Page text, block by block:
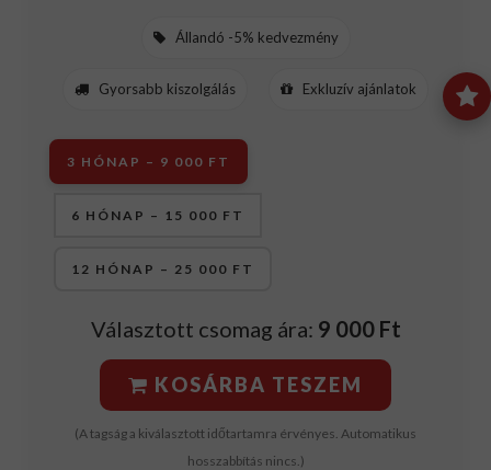
Állandó -5% kedvezmény
Gyorsabb kiszolgálás Exkluzív ajánlatok
3 HÓNAP – 9 000 FT
6 HÓNAP – 15 000 FT
12 HÓNAP – 25 000 FT
Választott csomag ára: 9 000 Ft
KOSÁRBA TESZEM
(A tagság a kiválasztott időtartamra érvényes. Automatikus
hosszabbítás nincs.)